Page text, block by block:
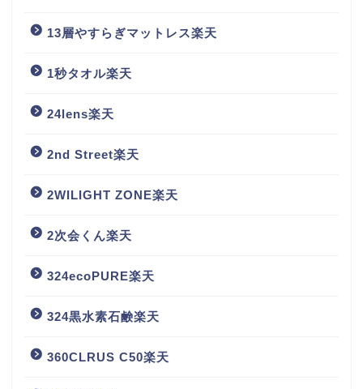
13層やすらぎマットレス楽天
1秒タオル楽天
24lens楽天
2nd Street楽天
2WILIGHT ZONE楽天
2次会くん楽天
324ecoPURE楽天
324黒水素石鹸楽天
360CLRUS C50楽天